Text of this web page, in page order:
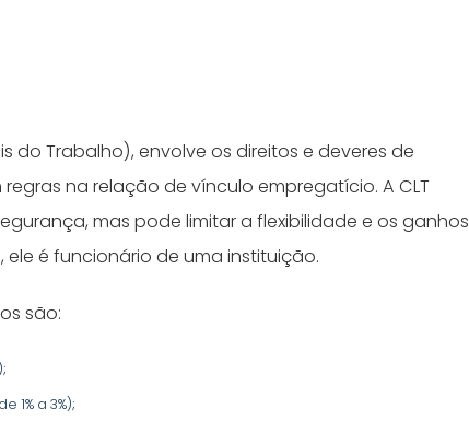
do Trabalho), envolve os direitos e deveres de
na relação de vínculo empregatício. A CLT
mas pode limitar a flexibilidade e os ganhos
é funcionário de uma instituição.
são:
1% a 3%);